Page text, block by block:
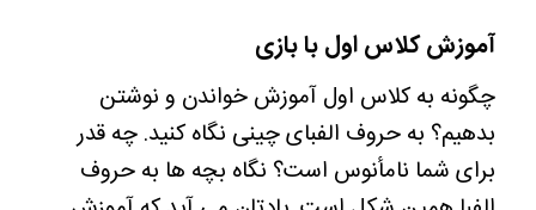
آموزش کلاس اول با بازی
چگونه به کلاس اول آموزش خواندن و نوشتن
بدهیم؟ به حروف الفبای چینی نگاه کنید. چه قدر
برای شما نامأنوس است؟ نگاه بچه ها به حروف